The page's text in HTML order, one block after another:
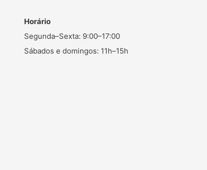
Horário
Segunda–Sexta: 9:00–17:00
Sábados e domingos: 11h–15h